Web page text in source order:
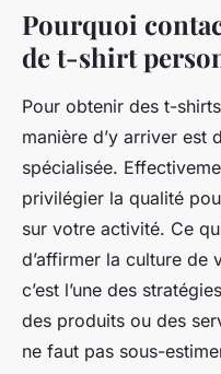
Pourquoi
de t-shirt
Pour obtenir des t-
manière d’y arriver est
spécialisée.
privilégier la qualité
sur votre activité. Ce
d’affirmer la culture de
c’est l’une des
des produits ou des
ne faut pas sous-